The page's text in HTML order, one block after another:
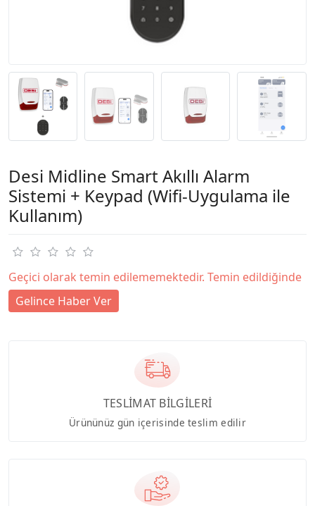
Desi Midline Smart Akıllı Alarm
Sistemi + Keypad (Wifi-Uygulama ile
Kullanım)
Geçici olarak temin edilememektedir. Temin edildiğinde
Gelince Haber Ver
TESLİMAT BİLGİLERİ
Ürününüz gün içerisinde teslim edilir